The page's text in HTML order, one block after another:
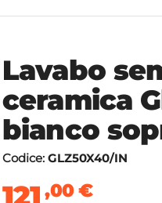
Lavabo
ceramica
bianco
Codice: GLZ50X40/IN
,00€